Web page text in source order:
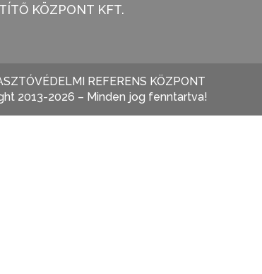
KÖZPONT KFT.
REFERENS KÖZPONT
2013-2026 – Minden jog fenntartva!